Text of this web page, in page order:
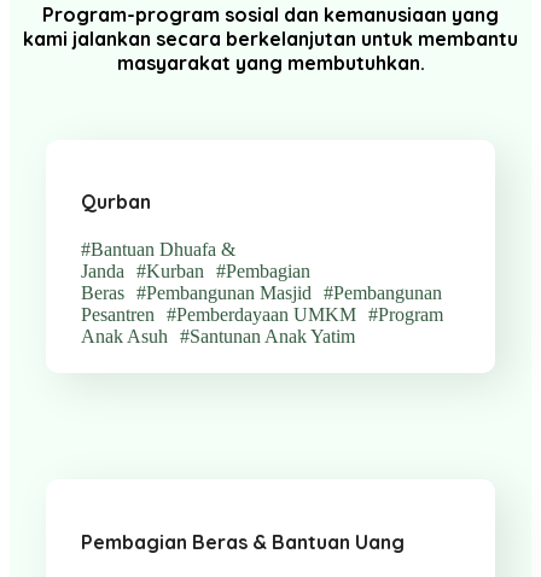
Program-program sosial dan kemanusiaan yang
kami jalankan secara berkelanjutan untuk membantu
masyarakat yang membutuhkan.
Qurban
#Bantuan Dhuafa &
Janda
#Kurban
#Pembagian
Beras #Pembangunan Masjid
#Pembangunan
Pesantren
#Pemberdayaan UMKM #Program
Anak Asuh
#Santunan Anak Yatim
Pembagian Beras & Bantuan Uang